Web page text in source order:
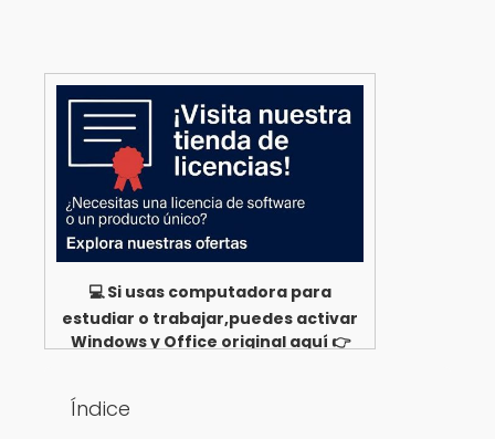
💻 Si usas computadora para
estudiar o trabajar,puedes activar
Windows y Office original aquí 👉
Índice